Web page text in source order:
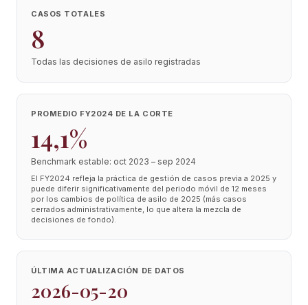
CASOS TOTALES
8
Todas las decisiones de asilo registradas
PROMEDIO FY2024 DE LA CORTE
14,1%
Benchmark estable: oct 2023 – sep 2024
El FY2024 refleja la práctica de gestión de casos previa a 2025 y
puede diferir significativamente del periodo móvil de 12 meses
por los cambios de política de asilo de 2025 (más casos
cerrados administrativamente, lo que altera la mezcla de
decisiones de fondo).
ÚLTIMA ACTUALIZACIÓN DE DATOS
2026-05-20